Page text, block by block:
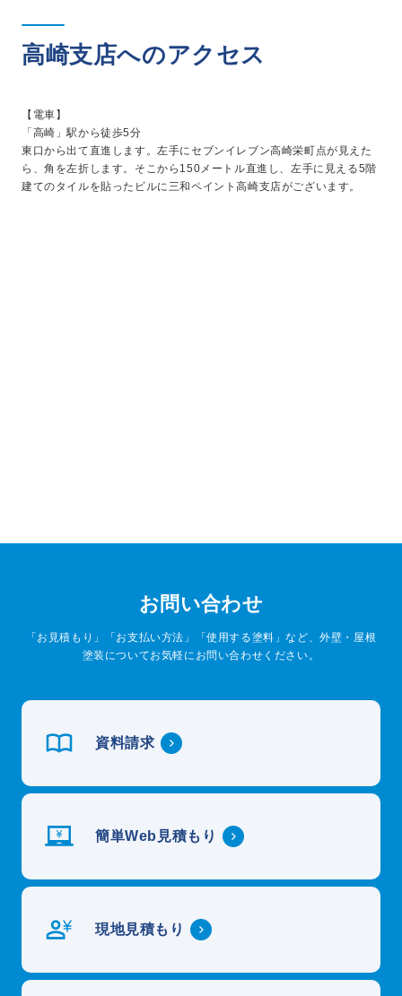
高崎支店へのアクセス
【電車】
「高崎」駅から徒歩5分
東口から出て直進します。左手にセブンイレブン高崎栄町点が見えた
ら、角を左折します。そこから150メートル直進し、左手に見える5階
建てのタイルを貼ったビルに三和ペイント高崎支店がございます。
お問い合わせ
「お見積もり」「お支払い方法」「使用する塗料」など、外壁・屋根
塗装についてお気軽にお問い合わせください。
資料請求
簡単Web見積もり
現地見積もり